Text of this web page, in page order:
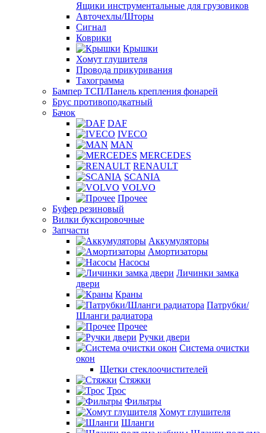
Ящики инструментальные для грузовиков
Авточехлы/Шторы
Сигнал
Коврики
Крышки
Хомут глушителя
Провода прикуривания
Тахограмма
Бампер ТСП/Панель крепления фонарей
Брус противоподкатный
Бачок
DAF
IVECO
MAN
MERCEDES
RENAULT
SCANIA
VOLVO
Прочее
Буфер резиновый
Вилки буксировочные
Запчасти
Аккумуляторы
Амортизаторы
Насосы
Личинки замка
двери
Краны
Патрубки/
Шланги радиатора
Прочее
Ручки двери
Система очистки
окон
Щетки стеклоочистителей
Стяжки
Трос
Фильтры
Хомут глушителя
Шланги